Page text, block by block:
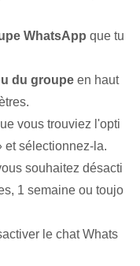
WhatsApp que tu
du groupe en haut
vous trouviez l'opti
et sélectionnez-la.
souhaitez désacti
1 semaine ou toujo
le chat Whats